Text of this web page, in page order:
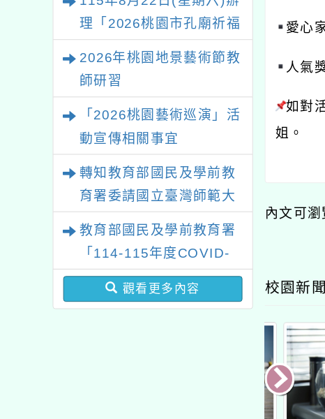
績優單位及節水達人選拔
活動」
理「2026桃園市孔廟祈福
系列活動—儒門初開 智慧
啟航」
2026年桃園地景藝術節教
師研習
「2026桃園藝術巡演」活
動宣傳相關事宜
轉知教育部國民及學前教
育署委請國立臺灣師範大
教育部國民及學前教育署
「114-115年度COVID-
19疫苗接種計畫」公費接
種對象擴大為「滿6個月
觀看更多內容
愛心
人氣
如對
姐。
內文可瀏
校園新